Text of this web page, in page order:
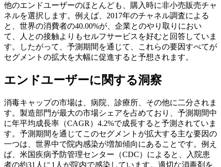
他のエンドユーザーのほとんども、購入時に非小売販売チャ
ネルを選択します。例えば、2017年のチャネル調査による
と、世界の消費者の40.00%が、企業とのやり取りにおい
て、人との接触よりもセルフサービスを好むと回答していま
す。したがって、予測期間を通じて、これらの要因すべてが
セグメントの拡大を大幅に促進すると予想されます。
エンドユーザーに関する洞察
消毒キャップの市場は、病院、診療所、その他に二分されま
す。製造部門が最大の市場シェアを占めており、予測期間中
に年平均成長率（CAGR）4.2%で成長すると予測されていま
す。予測期間を通じてこのセグメントが拡大する主な要因の
一つは、世界中で院内感染が増加傾向にあることです。例え
ば、米国疾病予防管理センター（CDC）によると、入院患
者の約31人に1人が院内で感染しています。適切な消毒剤を